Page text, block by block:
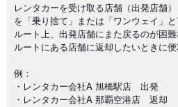
レンタカーを受け取る店舗（出発店舗
を「乗り捨て」または「ワンウェイ」と
ルート上、出発店舗にまた戻るのが困
ルートにある店舗に返却したいときに便
例：
・レンタカー会社A 旭橋駅店 出発
・レンタカー会社A 那覇空港店 返却